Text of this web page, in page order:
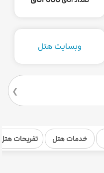
وبسایت هتل
خدمات هتل تفریحات